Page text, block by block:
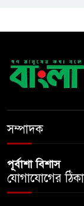
সম্পাদক
পূর্বাশা বিশাস
যোগাযোগের